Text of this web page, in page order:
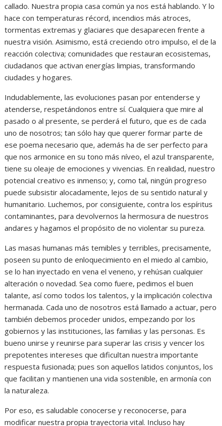
callado. Nuestra propia casa común ya nos está hablando. Y lo
hace con temperaturas récord, incendios más atroces,
tormentas extremas y glaciares que desaparecen frente a
nuestra visión. Asimismo, está creciendo otro impulso, el de la
reacción colectiva; comunidades que restauran ecosistemas,
ciudadanos que activan energías limpias, transformando
ciudades y hogares.
Indudablemente, las evoluciones pasan por entenderse y
atenderse, respetándonos entre sí. Cualquiera que mire al
pasado o al presente, se perderá el futuro, que es de cada
uno de nosotros; tan sólo hay que querer formar parte de
ese poema necesario que, además ha de ser perfecto para
que nos armonice en su tono más níveo, el azul transparente,
tiene su oleaje de emociones y vivencias. En realidad, nuestro
potencial creativo es inmenso; y, como tal, ningún progreso
puede subsistir alocadamente, lejos de su sentido natural y
humanitario. Luchemos, por consiguiente, contra los espíritus
contaminantes, para devolvernos la hermosura de nuestros
andares y hagamos el propósito de no violentar su pureza.
Las masas humanas más temibles y terribles, precisamente,
poseen su punto de enloquecimiento en el miedo al cambio,
se lo han inyectado en vena el veneno, y rehúsan cualquier
alteración o novedad. Sea como fuere, pedimos el buen
talante, así como todos los talentos, y la implicación colectiva
hermanada. Cada uno de nosotros está llamado a actuar, pero
también debemos proceder unidos, empezando por los
gobiernos y las instituciones, las familias y las personas. Es
bueno unirse y reunirse para superar las crisis y vencer los
prepotentes intereses que dificultan nuestra importante
respuesta fusionada; pues son aquellos latidos conjuntos, los
que facilitan y mantienen una vida sostenible, en armonía con
la naturaleza.
Por eso, es saludable conocerse y reconocerse, para
modificar nuestra propia trayectoria vital. Incluso hay